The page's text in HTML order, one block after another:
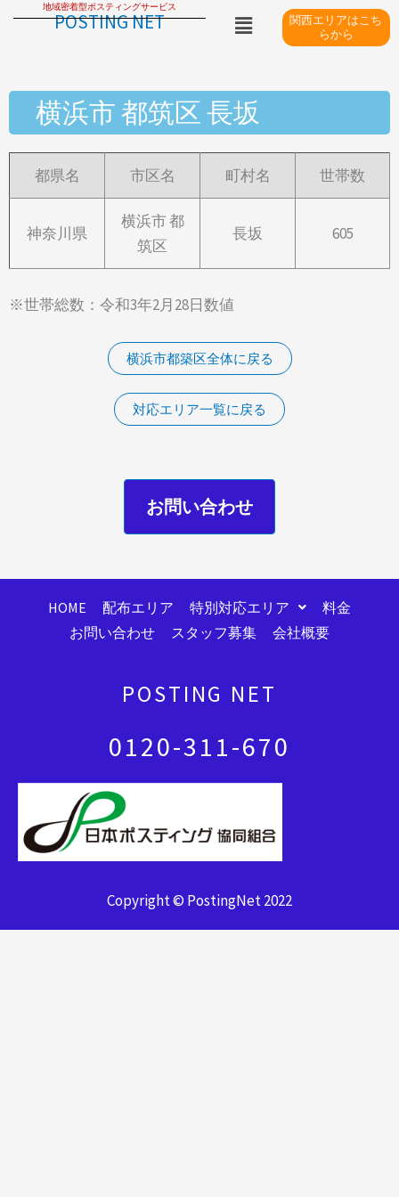
ス
ッ
POSTING NET
地域密着型ポスティングサービス メ
ニ
関西エリアはこち
らから
横浜市 都筑区 長坂
都県名 市区名 町村名 世帯数
神奈川県
横浜市 都
筑区
長坂 605
※世帯総数：令和3年2月28日数値
横浜市都築区全体に戻る
対応エリア一覧に戻る
お問い合わせ
HOME 配布エリア 特別対応エリア
料金
お問い合わせ
スタッフ募集 会社概要
POSTING NET
0120-311-670
Copyright © PostingNet 2022